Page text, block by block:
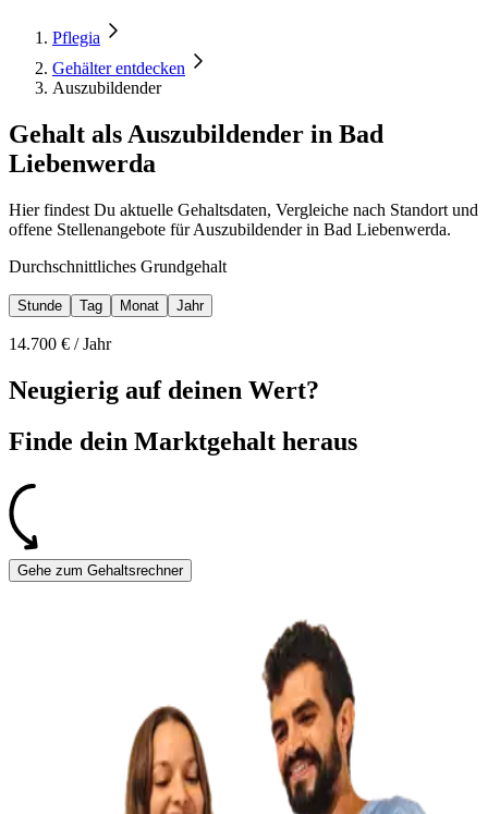
Pflegia
Gehälter entdecken
Auszubildender
Gehalt als Auszubildender in Bad
Liebenwerda
Hier findest Du aktuelle Gehaltsdaten, Vergleiche nach Standort und
offene Stellenangebote für Auszubildender in Bad Liebenwerda.
Durchschnittliches Grundgehalt
Stunde Tag Monat Jahr
14.700 € /Jahr
Neugierig auf deinen Wert?
Finde dein Marktgehalt heraus
Gehe zum Gehaltsrechner